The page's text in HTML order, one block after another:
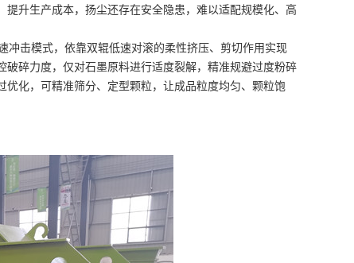
升生产成本，扬尘还存在安全隐患，难以适配规模化、高
击模式，依靠双辊低速对滚的柔性挤压、剪切作用实现
碎力度，仅对石墨原料进行适度裂解，精准规避过度粉碎
化，可精准筛分、定型颗粒，让成品粒度均匀、颗粒饱